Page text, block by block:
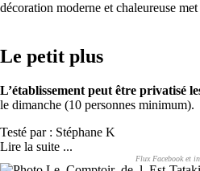
décoration moderne et chaleureuse
Le petit plus
L’établissement peut être privatisé
le dimanche (10 personnes minimum).
Testé par : Stéphane K
Lire la suite ...
Flux Facebook et